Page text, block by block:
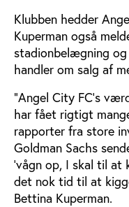
Klubben hedder
Kuperman også
stadionbelægning
handler om salg af
"Angel City FC's
har fået rigtigt
rapporter fra store
Goldman Sachs
'vågn op, I skal til at
det nok tid til at
Bettina Kuperman.